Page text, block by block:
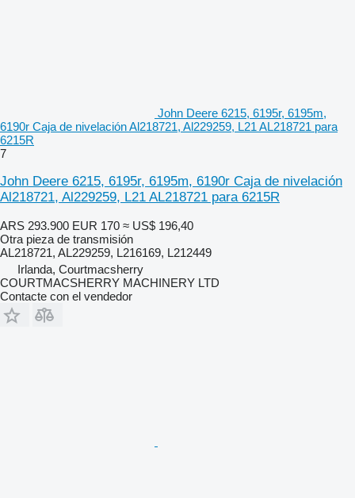
John Deere 6215, 6195r, 6195m,
6190r Caja de nivelación Al218721, Al229259, L21 AL218721 para
6215R
7
John Deere 6215, 6195r, 6195m, 6190r Caja de nivelación
Al218721, Al229259, L21 AL218721 para 6215R
ARS 293.900 EUR 170 ≈ US$ 196,40
Otra pieza de transmisión
AL218721, AL229259, L216169, L212449
Irlanda, Courtmacsherry
COURTMACSHERRY MACHINERY LTD
Contacte con el vendedor